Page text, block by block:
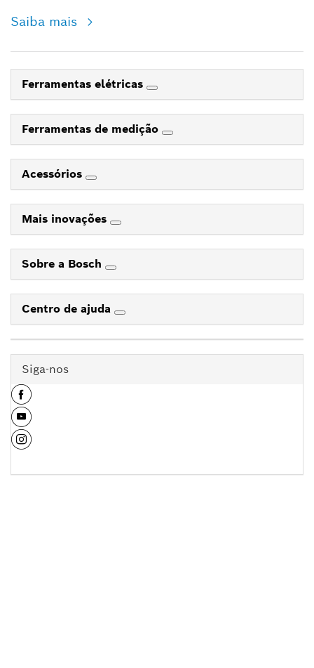
Saiba mais
Ferramentas elétricas
Ferramentas de medição
Acessórios
Mais inovações
Sobre a Bosch
Centro de ajuda
Siga-nos